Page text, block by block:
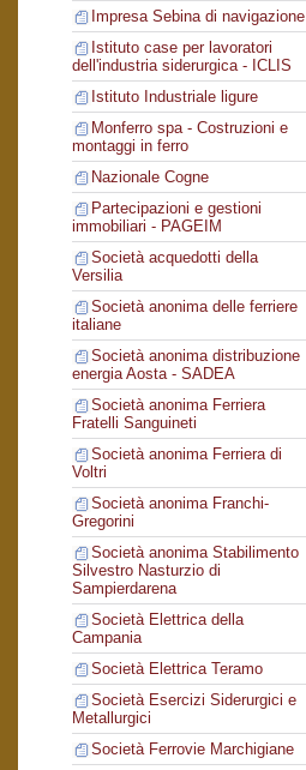
Impresa Sebina di navigazione
Istituto case per lavoratori
dell'industria siderurgica - ICLIS
Istituto Industriale ligure
Monferro spa - Costruzioni e
montaggi in ferro
Nazionale Cogne
Partecipazioni e gestioni
immobiliari - PAGEIM
Società acquedotti della
Versilia
Società anonima delle ferriere
italiane
Società anonima distribuzione
energia Aosta - SADEA
Società anonima Ferriera
Fratelli Sanguineti
Società anonima Ferriera di
Voltri
Società anonima Franchi-
Gregorini
Società anonima Stabilimento
Silvestro Nasturzio di
Sampierdarena
Società Elettrica della
Campania
Società Elettrica Teramo
Società Esercizi Siderurgici e
Metallurgici
Società Ferrovie Marchigiane